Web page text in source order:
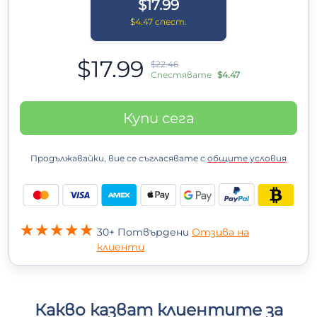
$17.99
$4.47 спест.
$17.99
$22.46
Спестявате $4.47
Купи сега
Продължавайки, вие се съгласявате с общите условия
30+ Потвърдени Отзива на
клиенти
Какво казват клиентите за